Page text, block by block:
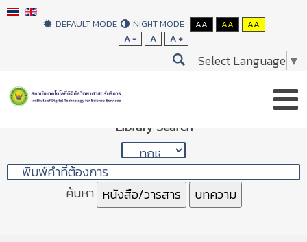
DEFAULT MODE NIGHT MODE AA AA
AA
A -
A A +
Select Language ▼
Library Search
ค้นหา หนังสือ/วารสาร บทความ